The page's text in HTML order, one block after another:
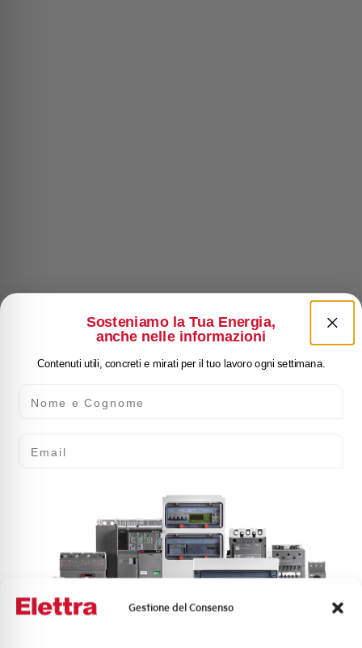
Gestione del Consenso
Sosteniamo la Tua Energia,
anche nelle informazioni
Contenuti utili, concreti e mirati per il tuo lavoro ogni settimana.